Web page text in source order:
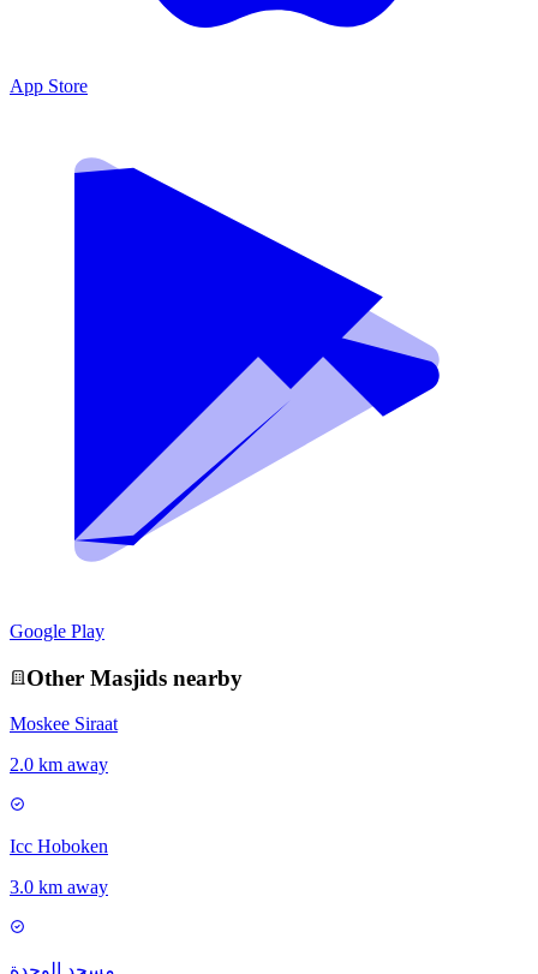
App Store
Google Play
Other Masjids nearby
Moskee Siraat
2.0 km away
Icc Hoboken
3.0 km away